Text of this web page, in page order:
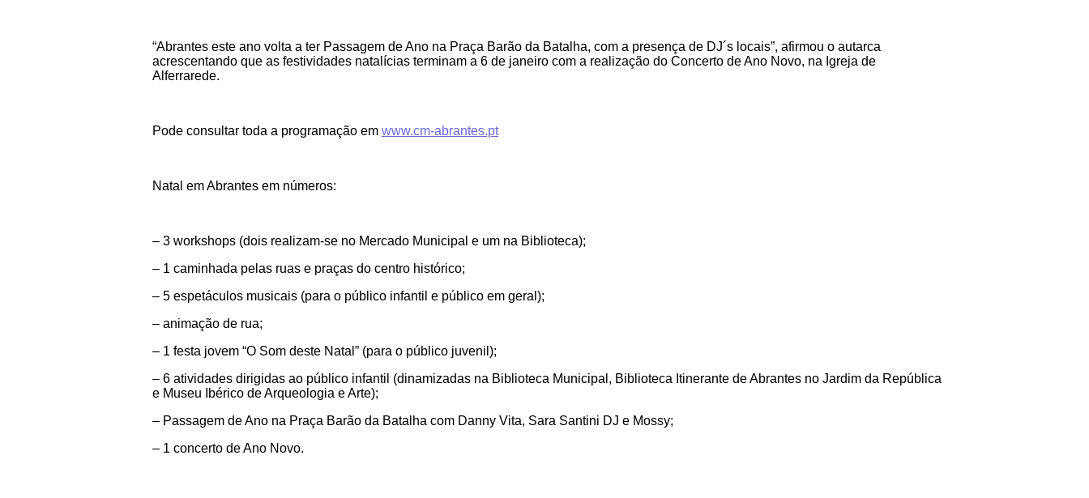
“Abrantes este ano volta a ter Passagem de Ano na Praça Barão da Batalha, com a presença de DJ´s locais”, afirmou o autarca
acrescentando que as festividades natalícias terminam a 6 de janeiro com a realização do Concerto de Ano Novo, na Igreja de
Alferrarede.
Pode consultar toda a programação em www.cm-abrantes.pt
Natal em Abrantes em números:
– 3 workshops (dois realizam-se no Mercado Municipal e um na Biblioteca);
– 1 caminhada pelas ruas e praças do centro histórico;
– 5 espetáculos musicais (para o público infantil e público em geral);
– animação de rua;
– 1 festa jovem “O Som deste Natal” (para o público juvenil);
– 6 atividades dirigidas ao público infantil (dinamizadas na Biblioteca Municipal, Biblioteca Itinerante de Abrantes no Jardim da República
e Museu Ibérico de Arqueologia e Arte);
– Passagem de Ano na Praça Barão da Batalha com Danny Vita, Sara Santini DJ e Mossy;
– 1 concerto de Ano Novo.